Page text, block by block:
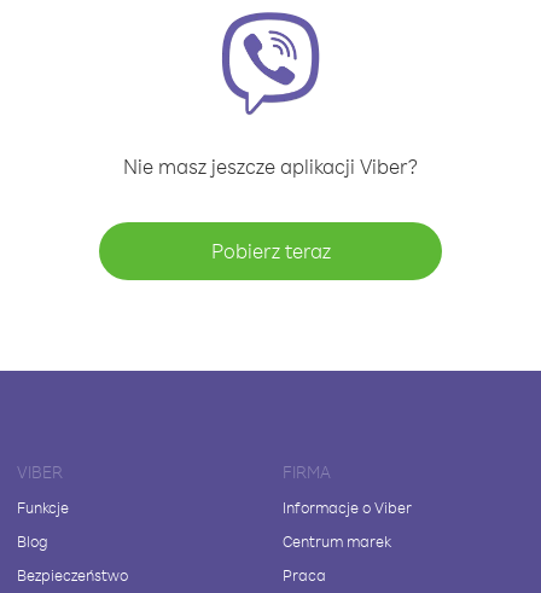
Nie masz jeszcze aplikacji Viber?
Pobierz teraz
VIBER
Funkcje
Blog
Bezpieczeństwo
FIRMA
Informacje o Viber
Centrum marek
Praca